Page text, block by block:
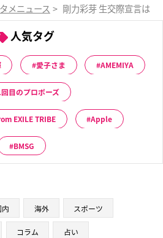
メニュース > 剛力彩芽 生交際宣言は
人気タグ
愛子さま AMEMIYA
目のプロポーズ
EXILE TRIBE Apple
BMSG
内 海外 スポーツ
コラム 占い